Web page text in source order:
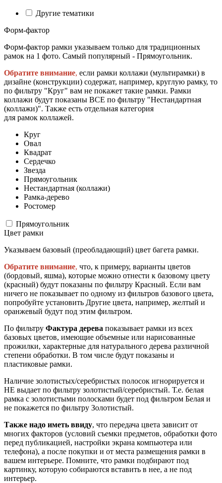
Другие тематики
Форм-фактор
Форм-фактор рамки указываем только для традиционных
рамок на 1 фото. Самый популярный - Прямоугольник.
Обратите внимание, если рамки коллажи (мультирамки) в
дизайне (конструкции) содержат, например, круглую рамку, то
по фильтру "Круг" вам не покажет такие рамки. Рамки
коллажи будут показаны ВСЕ по фильтру "Нестандартная
(коллажи)". Также есть отдельная категория
для рамок коллажей.
Круг
Овал
Квадрат
Сердечко
Звезда
Прямоугольник
Нестандартная (коллажи)
Рамка-дерево
Ростомер
Прямоугольник
Цвет рамки
Указываем базовый (преобладающий) цвет багета рамки.
Обратите внимание, что, к примеру, варианты цветов
(бордовый, яшма), которые можно отнести к базовому цвету
(красный) будут показаны по фильтру Красный. Если вам
ничего не показывает по одному из фильтров базового цвета,
попробуйте установить Другие цвета, например, желтый и
оранжевый будут под этим фильтром.
По фильтру Фактура дерева показывает рамки из всех
базовых цветов, имеющие объемные или нарисованные
прожилки, характерные для натурального дерева различной
степени обработки. В том числе будут показаны и
пластиковые рамки.
Наличие золотистых/серебристых полосок игнорируется и
НЕ выдает по фильтру золотистый/серебристый. Т.е. белая
рамка с золотистыми полосками будет под фильтром Белая и
не покажется по фильтру Золотистый.
Также надо иметь ввиду, что передача цвета зависит от
многих факторов (условий съемки предметов, обработки фото
перед публикацией, настройки экрана компьютера или
телефона), а после покупки и от места размещения рамки в
вашем интерьере. Помните, что рамки подбирают под
картинку, которую собираются вставить в нее, а не под
интерьер.